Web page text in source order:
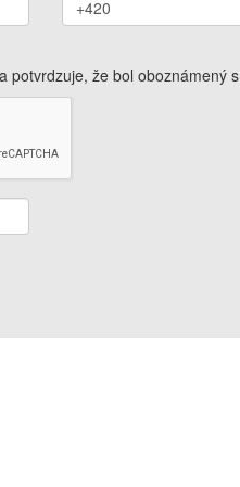
potvrdzuje, že bol oboznámený s